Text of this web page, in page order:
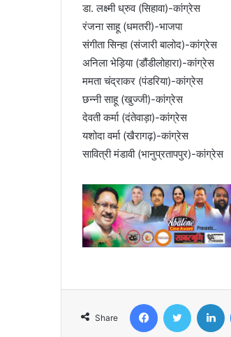
डा. लक्ष्मी ध्रुव (सिहावा)-कांग्रेस
रंजना साहू (धमतरी)-भाजपा
संगीता सिन्हा (संजारी बालोद)-कांग्रेस
अनिला भेड़िया (डौंडीलोहारा)-कांग्रेस
ममता चंद्राकर (पंडरिया)-कांग्रेस
छन्नी साहू (खुज्जी)-कांग्रेस
देवती कर्मा (दंतेवाड़ा)-कांग्रेस
यशोदा वर्मा (खैरागढ़)-कांग्रेस
सावित्री मंडावी (भानुप्रतापपुर)-कांग्रेस
Share